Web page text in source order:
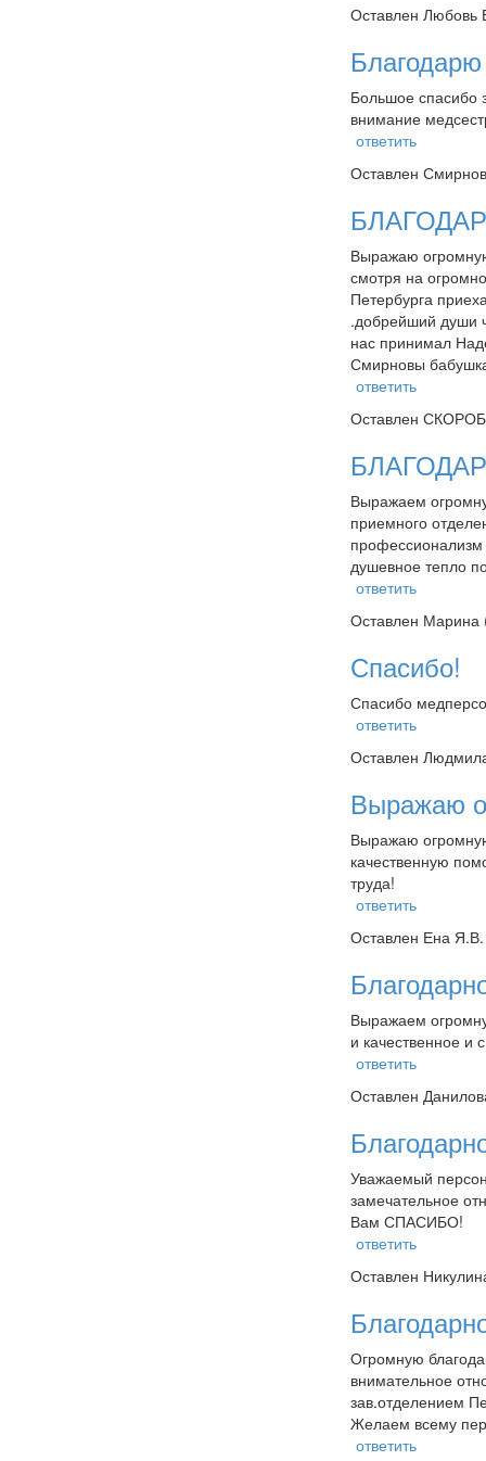
Оставлен Любовь
Благодарю
Большое спасибо
внимание
ответить
Оставлен
Выражаю
смотря на
Петербурга
.добрейший души
нас принимал
Смирновы
ответить
Оставлен
Выражаем
приемного
профессионализм
душевное тепло
ответить
Оставлен Марина
Спасибо!
Спасибо
ответить
Оставлен
Выражаю
Выражаю
качественную
труда!
ответить
Оставлен Ена Я.В.
Выражаем
и качественное и
ответить
Оставлен
Уважаемый
замечательное
Вам СПАСИБО!
ответить
Оставлен
Огромную
внимательное
зав.отделением
Желаем всему
ответить